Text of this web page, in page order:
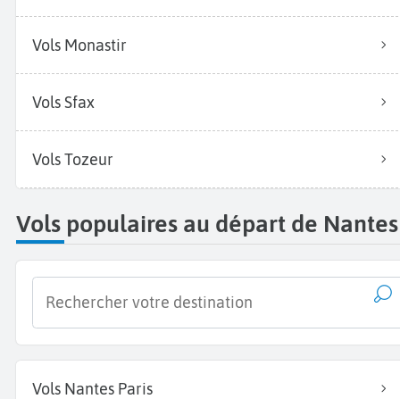
Vols Monastir
Vols Sfax
Vols Tozeur
Vols populaires au départ de Nantes
Vols Nantes Paris